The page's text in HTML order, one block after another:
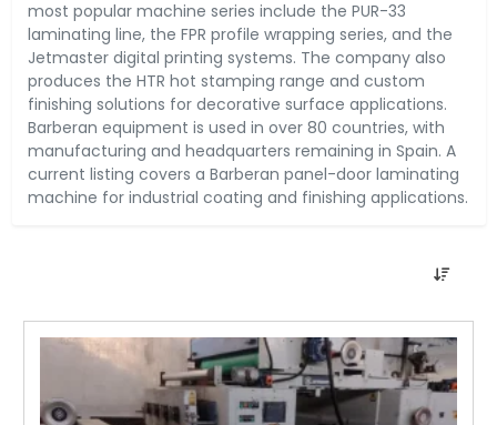
most popular machine series include the PUR-33
laminating line, the FPR profile wrapping series, and the
Jetmaster digital printing systems. The company also
produces the HTR hot stamping range and custom
finishing solutions for decorative surface applications.
Barberan equipment is used in over 80 countries, with
manufacturing and headquarters remaining in Spain. A
current listing covers a Barberan panel-door laminating
machine for industrial coating and finishing applications.